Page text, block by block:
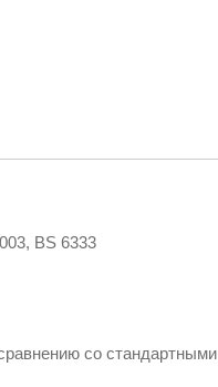
BS 6333
со стандартными